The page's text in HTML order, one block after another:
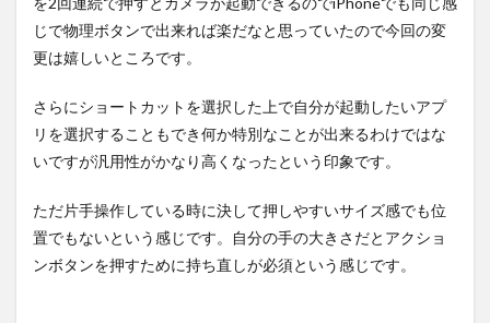
じで物理ボタンで出来れば楽だなと思っていたので今回の変
更は嬉しいところです。
さらにショートカットを選択した上で自分が起動したいアプ
リを選択することもでき何か特別なことが出来るわけではな
いですが汎用性がかなり高くなったという印象です。
ただ片手操作している時に決して押しやすいサイズ感でも位
置でもないという感じです。自分の手の大きさだとアクショ
ンボタンを押すために持ち直しが必須という感じです。